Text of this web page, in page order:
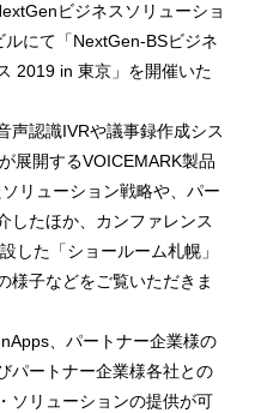
ビジネスソリューショ
にて「NextGen-BSビジネ
2019 in 東京」を開催いた
認識IVRや議事録作成シス
展開するVOICEMARK製品
リューション戦略や、パー
したほか、カンファレンス
した「ショールーム札幌」
様子などをご覧いただきま
、パートナー企業様の
パートナー企業様各社との
ソリューションの提供が可